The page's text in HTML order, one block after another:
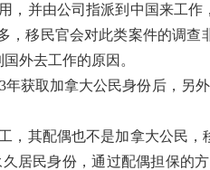
并由公司指派到中国来工作
移民官会对此类案件的调
外去工作的原因。
取加拿大公民身份后，另
其配偶也不是加拿大公民，
居民身份，通过配偶担保的